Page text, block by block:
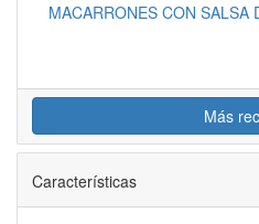
MACARRONES CON SALSA
Más
Características